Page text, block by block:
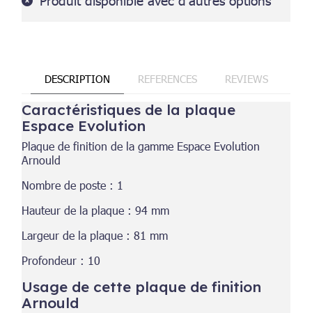
DESCRIPTION REFERENCES REVIEWS
Caractéristiques de la plaque
Espace Evolution
Plaque de finition de la gamme Espace Evolution
Arnould
Nombre de poste : 1
Hauteur de la plaque : 94 mm
Largeur de la plaque : 81 mm
Profondeur : 10
Usage de cette plaque de finition
Arnould